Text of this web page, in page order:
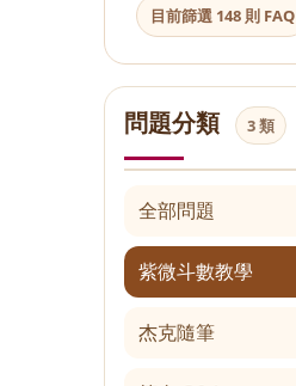
目前篩選 148 則 FAQ
問題分類 3 類
全部問題
紫微斗數教學
杰克隨筆